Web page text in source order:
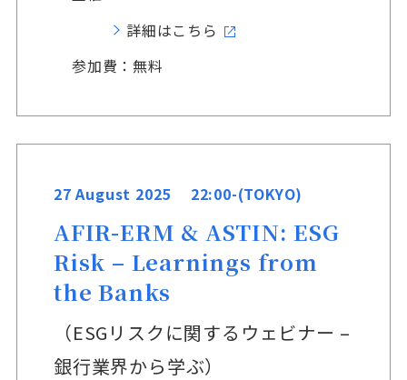
詳細はこちら
参加費：無料
27 August 2025 22:00-(TOKYO)
AFIR-ERM & ASTIN: ESG
Risk – Learnings from
the Banks
（ESGリスクに関するウェビナー –
銀行業界から学ぶ）